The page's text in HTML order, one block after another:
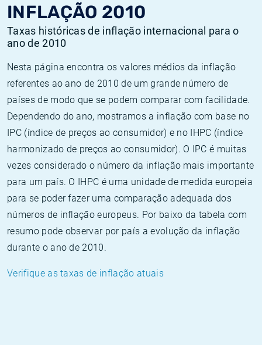
INFLAÇÃO 2010
Taxas históricas de inflação internacional para o
ano de 2010
Nesta página encontra os valores médios da inflação
referentes ao ano de 2010 de um grande número de
países de modo que se podem comparar com facilidade.
Dependendo do ano, mostramos a inflação com base no
IPC (índice de preços ao consumidor) e no IHPC (índice
harmonizado de preços ao consumidor). O IPC é muitas
vezes considerado o número da inflação mais importante
para um país. O IHPC é uma unidade de medida europeia
para se poder fazer uma comparação adequada dos
números de inflação europeus. Por baixo da tabela com
resumo pode observar por país a evolução da inflação
durante o ano de 2010.
Verifique as taxas de inflação atuais